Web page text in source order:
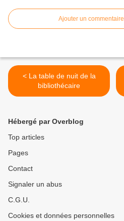
Ajouter un commentaire
< La table de nuit de la
bibliothécaire
Hébergé par Overblog
Top articles
Pages
Contact
Signaler un abus
C.G.U.
Cookies et données personnelles